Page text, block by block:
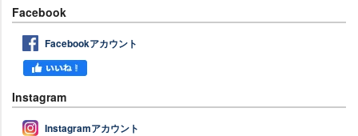
Facebook
Facebookアカウント
Instagram
Instagramアカウント